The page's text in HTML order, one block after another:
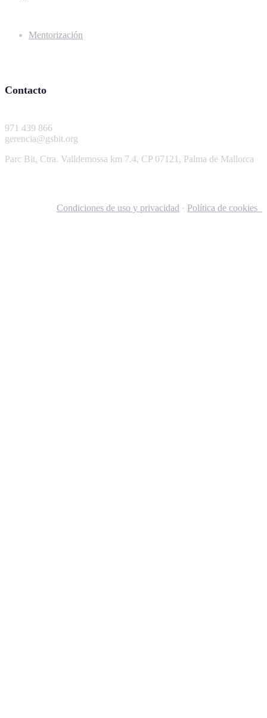
Mentorización
Contacto
971 439 866
gerencia@gsbit.org
Parc Bit, Ctra. Valldemossa km 7.4, CP 07121, Palma de Mallorca
Condiciones de uso y privacidad · Política de cookies